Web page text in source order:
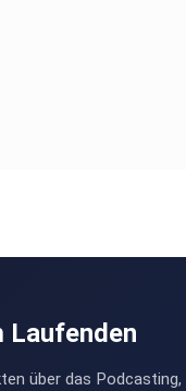
Laufenden
über das